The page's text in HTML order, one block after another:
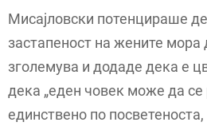
Мисајловски потенцираше
застапеност на жените
зголемува и додаде дека е
дека „еден човек може да се
единствено по